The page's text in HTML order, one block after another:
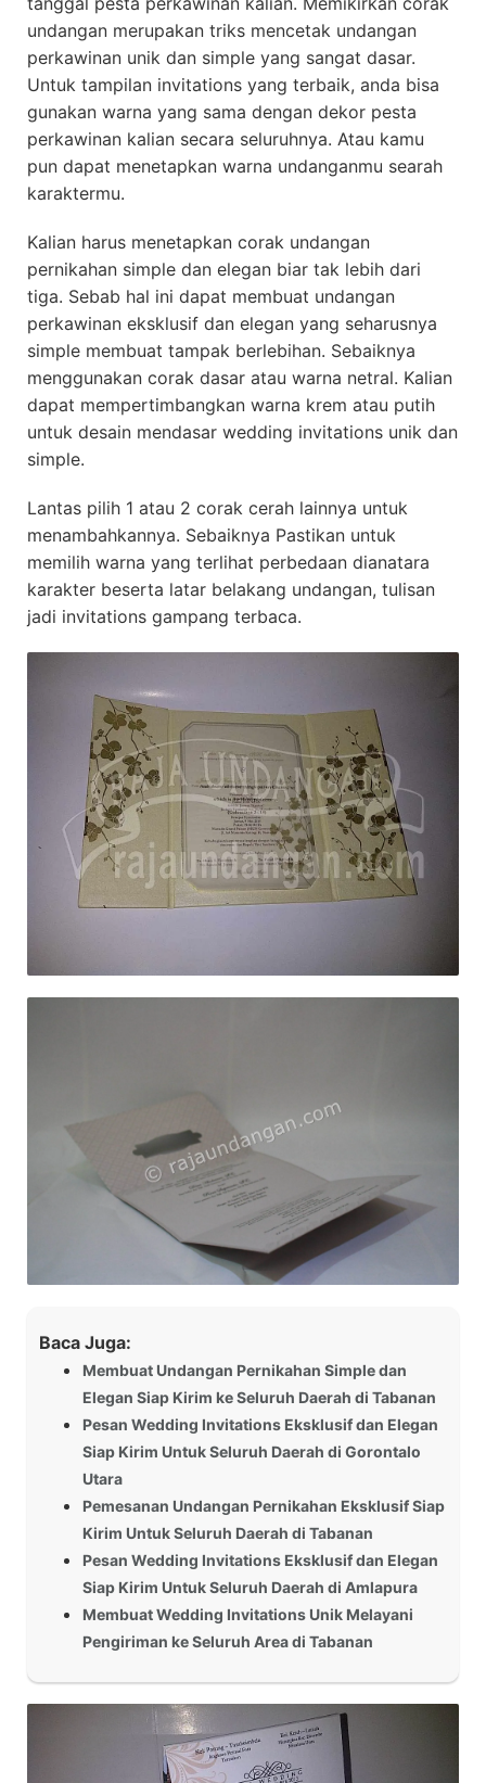
undangan merupakan triks mencetak undangan
perkawinan unik dan simple yang sangat dasar.
Untuk tampilan invitations yang terbaik, anda bisa
gunakan warna yang sama dengan dekor pesta
perkawinan kalian secara seluruhnya. Atau kamu
pun dapat menetapkan warna undanganmu searah
karaktermu.
Kalian harus menetapkan corak undangan
pernikahan simple dan elegan biar tak lebih dari
tiga. Sebab hal ini dapat membuat undangan
perkawinan eksklusif dan elegan yang seharusnya
simple membuat tampak berlebihan. Sebaiknya
menggunakan corak dasar atau warna netral. Kalian
dapat mempertimbangkan warna krem atau putih
untuk desain mendasar wedding invitations unik dan
simple.
Lantas pilih 1 atau 2 corak cerah lainnya untuk
menambahkannya. Sebaiknya Pastikan untuk
memilih warna yang terlihat perbedaan dianatara
karakter beserta latar belakang undangan, tulisan
jadi invitations gampang terbaca.
Baca Juga:
Membuat Undangan Pernikahan Simple dan
Elegan Siap Kirim ke Seluruh Daerah di Tabanan
Pesan Wedding Invitations Eksklusif dan Elegan
Siap Kirim Untuk Seluruh Daerah di Gorontalo
Utara
Pemesanan Undangan Pernikahan Eksklusif Siap
Kirim Untuk Seluruh Daerah di Tabanan
Pesan Wedding Invitations Eksklusif dan Elegan
Siap Kirim Untuk Seluruh Daerah di Amlapura
Membuat Wedding Invitations Unik Melayani
Pengiriman ke Seluruh Area di Tabanan